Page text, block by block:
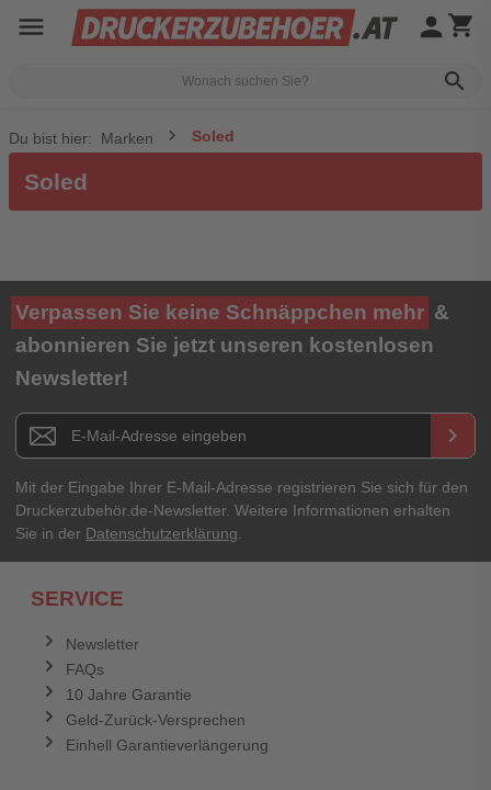
menu
search
person shopping_cart
Du bist hier: Marken Soled
Soled
Verpassen Sie keine Schnäppchen mehr &
abonnieren Sie jetzt unseren kostenlosen
Newsletter!
Newsletter E-Mail Adresse keyboard_arrow_right
Mit der Eingabe Ihrer E-Mail-Adresse registrieren Sie sich für den
Druckerzubehör.de-Newsletter. Weitere Informationen erhalten
Sie in der Datenschutzerklärung.
SERVICE
Newsletter
FAQs
10 Jahre Garantie
Geld-Zurück-Versprechen
Einhell Garantieverlängerung